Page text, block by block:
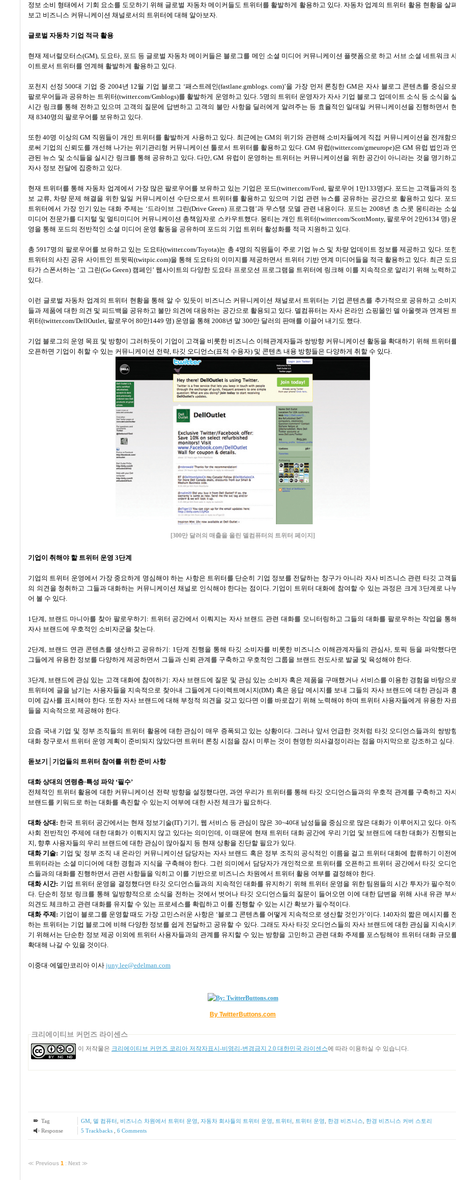
정보 소비 형태에서 기회 요소를 도모하기 위해 글로벌 자동차 메이커들도 트위터를 활발하게 활용하고 있다. 자동차 업계의 트위터 활용 현황을 살펴
보고 비즈니스 커뮤니케이션 채널로서의 트위터에 대해 알아보자
글로벌 자동차 기업 적극 활용
현재 제너럴모터스(GM), 도요타 포드 등 글로벌 자동차 메이커들은 블로그를 메인 소셜 미디어 커뮤니케이션 플랫폼으로 하고 서브 소셜 네트워크
이트로서 트위터를 연계해 활발하게 활용하고 있다
포천지 선정 500대 기업 중 2004년 12월 기업 블로그 ‘패스트레인(fastlane.gmblogs. com)’을 가장 먼저 론칭한 GM은 자사 블로그 콘텐츠를 중심으로
팔로우어들과 공유하는 트위터(twitter.com/Gmblogs)를 활발하게 운영하고 있다. 5명의 트위터 운영자가 자사 기업 블로그 업데이트 소식 등 소식을 실
시간 링크를 통해 전하고 있으며 고객의 질문에 답변하고 고객의 불만 사항을 딜러에게 알려주는 등 효율적인 일대일 커뮤니케이션을 진행하면서 현
재 8340명의 팔로우어를 보유하고 있다
또한 40명 이상의 GM 직원들이 개인 트위터를 활발하게 사용하고 있다 최근에는 GM의 위기와 관련해 소비자들에게 직접 커뮤니케이션을 전개함으
로써 기업의 신뢰도를 개선해 나가는 위기관리형 커뮤니케이션 툴로서 트위터를 활용하고 있다. GM 유럽(twitter.com/gmeurope)은 GM 유럽 법인과 연
관된 뉴스 및 소식들을 실시간 링크를 통해 공유하고 있다. 다만, GM 유럽이 운영하는 트위터는 커뮤니케이션을 위한 공간이 아니라는 것을 명기하고
자사 정보 전달에 집중하고 있다
현재 트위터를 통해 자동차 업계에서 가장 많은 팔로우어를 보유하고 있는 기업은 포드(twitter.com/Ford, 팔로우어 1 만133명)다. 포드는 고객들과의 정
보 교류 차량 문제 해결을 위한 일일 커뮤니케이션 수단으로서 트위터를 활용하고 있으며 기업 관련 뉴스를 공유하는 공간으로 활용하고 있다 포드
트위터에서 가장 인기 있는 대화 주제는 ‘ 드라이브 그린(Drive Green) 프로그램 ’과 무스탱 모델 관련 내용이다 포드는 2008년 초 스콧 몽티라는 소셜
미디어 전문가를 디지털 및 멀티미디어 커뮤니케이션 총책임자로 스카우트했다. 몽티는 개인 트위터(twitter.com/ScottMonty, 팔로우어 2만6134 명)
영을 통해 포드의 전반적인 소셜 미디어 운영 활동을 공유하며 포드의 기업 트위터 활성화를 적극 지원하고 있다
총 5917명의 팔로우어를 보유하고 있는 도요타(twitter.com/Toyota)는 총 4명의 직원들이 주로 기업 뉴스 및 차량 업데이트 정보를 제공하고 있다. 또
트위터의 사진 공유 사이트인 트윗픽(twitpic.com)을 통해 도요타의 이미지를 제공하면서 트위터 기반 연계 미디어들을 적극 활용하고 있다. 최근 도요
타가 스폰서하는 ‘ 고 그린(Go Green) 캠페인 ’ 웹사이트의 다양한 도요타 프로모션 프로그램을 트위터에 링크해 이를 지속적으로 알리기 위해 노력하고
있다
이런 글로벌 자동차 업계의 트위터 현황을 통해 알 수 있듯이 비즈니스 커뮤니케이션 채널로서 트위터는 기업 콘텐츠를 추가적으로 공유하고 소비
들과 제품에 대한 의견 및 피드백을 공유하고 불만 의견에 대응하는 공간으로 활용되고 있다. 델컴퓨터는 자사 온라인 쇼핑몰인 델 아울렛과 연계된 트
위터(twitter.com/DellOutlet, 팔로우어 80만1449 명) 운영을 통해 2008년 말 300만 달러의 판매를 이끌어 내기도 했다
기업 블로그의 운영 목표 및 방향이 그러하듯이 기업이 고객을 비롯한 비즈니스 이해관계자들과 쌍방향 커뮤니케이션 활동을 확대하기 위해 트위터
오픈하면 기업이 취할 수 있는 커뮤니케이션 전략 타깃 오디언스(표적 수용자) 및 콘텐츠 내용 방향들은 다양하게 취할 수 있다
[300만 달러의 매출을 올린 델컴퓨터의 트위터 페이지]
기업이 취해야 할 트위터 운영 3단계
기업의 트위터 운영에서 가장 중요하게 명심해야 하는 사항은 트위터를 단순히 기업 정보를 전달하는 창구가 아니라 자사 비즈니스 관련 타깃 고객
의 의견을 청취하고 그들과 대화하는 커뮤니케이션 채널로 인식해야 한다는 점이다. 기업이 트위터 대화에 참여할 수 있는 과정은 크게 3 단계로 나
어 볼 수 있다.
1단계, 브랜드 마니아를 찾아 팔로우하기 : 트위터 공간에서 이뤄지는 자사 브랜드 관련 대화를 모니터링하고 그들의 대화를 팔로우하는 작업을 통해
자사 브랜드에 우호적인 소비자군을 찾는다.
2단계, 브랜드 연관 콘텐츠를 생산하고 공유하기 : 1단계 진행을 통해 타깃 소비자를 비롯한 비즈니스 이해관계자들의 관심사, 토픽 등을 파악했다면
그들에게 유용한 정보를 다양하게 제공하면서 그들과 신뢰 관계를 구축하고 우호적인 그룹을 브랜드 전도사로 발굴 및 육성해야 한다.
3단계, 브랜드에 관심 있는 고객 대화에 참여하기 :자사 브랜드에 질문 및 관심 있는 소비자 혹은 제품을 구매했거나 서비스를 이용한 경험을 바탕으
트위터에 글을 남기는 사용자들을 지속적으로 찾아내 그들에게 다이렉트메시지(DM) 혹은 응답 메시지를 보내 그들의 자사 브랜드에 대한 관심과
미에 감사를 표시해야 한다. 또한 자사 브랜드에 대해 부정적 의견을 갖고 있다면 이를 바로잡기 위해 노력해야 하며 트위터 사용자들에게 유용한 자
들을 지속적으로 제공해야 한다.
요즘 국내 기업 및 정부 조직들의 트위터 활용에 대한 관심이 매우 증폭되고 있는 상황이다. 그러나 앞서 언급한 것처럼 타깃 오디언스들과의 쌍방
대화 창구로서 트위터 운영 계획이 준비되지 않았다면 트위터 론칭 시점을 잠시 미루는 것이 현명한 의사결정이라는 점을 마지막으로 강조하고 싶다.
돋보기 기업들의 트위터 참여를 위한 준비 사항
대화 상대의 연령층·특성 파악‘필수’
전체적인 트위터 활용에 대한 커뮤니케이션 전략 방향을 설정했다면, 과연 우리가 트위터를 통해 타깃 오디언스들과의 우호적 관계를 구축하고 자
브랜드를 키워드로 하는 대화를 촉진할 수 있는지 여부에 대한 사전 체크가 필요하다.
대화 상대 : 한국 트위터 공간에서는 현재 정보기술(IT) 기기, 웹 서비스 등 관심이 많은 30~40대 남성들을 중심으로 많은 대화가 이루어지고 있다. 아직
사회 전반적인 주제에 대한 대화가 이뤄지지 않고 있다는 의미인데, 이 때문에 현재 트위터 대화 공간에 우리 기업 및 브랜드에 대한 대화가 진행되
지, 향후 사용자들의 우리 브랜드에 대한 관심이 많아질지 등 현재 상황을 진단할 필요가 있다.
대화 기술: 기업 및 정부 조직 내 온라인 커뮤니케이션 담당자는 자사 브랜드 혹은 정부 조직의 공식적인 이름을 걸고 트위터 대화에 합류하기 이전에
트위터라는 소셜 미디어에 대한 경험과 지식을 구축해야 한다. 그런 의미에서 담당자가 개인적으로 트위터를 오픈하고 트위터 공간에서 타깃 오디언
스들과의 대화를 진행하면서 관련 사항들을 익히고 이를 기반으로 비즈니스 차원에서 트위터 활용 여부를 결정해야 한다.
대화 시간: 기업 트위터 운영을 결정했다면 타깃 오디언스들과의 지속적인 대화를 유지하기 위해 트위터 운영을 위한 팀원들의 시간 투자가 필수적이
다. 단순히 정보 링크를 통해 일방향적으로 소식을 전하는 것에서 벗어나 타깃 오디언스들의 질문이 들어오면 이에 대한 답변을 위해 사내 유관 부서
의견도 체크하고 관련 대화를 유지할 수 있는 프로세스를 확립하고 이를 진행할 수 있는 시간 확보가 필수적이다.
대화 주제 : 기업이 블로그를 운영할 때도 가장 고민스러운 사항은 ‘블로그 콘텐츠를 어떻게 지속적으로 생산할 것인가’이다. 140자의 짧은 메시지를 전
하는 트위터는 기업 블로그에 비해 다양한 정보를 쉽게 전달하고 공유할 수 있다. 그래도 자사 타깃 오디언스들의 자사 브랜드에 대한 관심을 지속시키
기 위해서는 단순한 정보 제공 이외에 트위터 사용자들과의 관계를 유지할 수 있는 방향을 고민하고 관련 대화 주제를 포스팅해야 트위터 대화 규모
확대해 나갈 수 있을 것이다.
이중대 ·에델만코리아 이사 juny.lee@edelman.com
By TwitterButtons.com
크리에이티브 커먼즈 라이센스
이 저작물은 크리에이티브 커먼즈 코리아 저작자표시-비영리-변경금지 2.0 대한민국 라이센스에 따라 이용하실 수 있습니다.
Tag GM, 델 컴퓨터 비즈니스 차원에서 트위터 운영 자동차 회사들의 트위터 운영 트위터 트위터 운영 한경 비즈니스
한경 비즈니스 커버 스토리
Response
5 Trackbacks 6Comments
≪ Previous 1 : Next ≫